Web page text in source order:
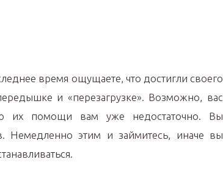
время ощущаете, что достигли своего
и «перезагрузке». Возможно, вас
их помощи вам уже недостаточно. Вы
Немедленно этим и займитесь, иначе вы